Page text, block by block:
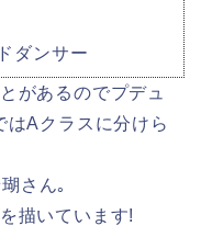
ダンサー
があるのでプデュ
Aクラスに分けら
さん｡
描いています!